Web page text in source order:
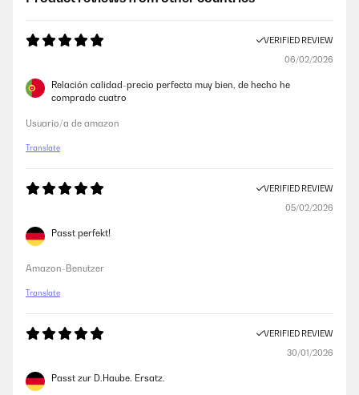
VERIFIED REVIEW
06/02/2026
Relación calidad-precio perfecta muy bien, de hecho he
comprado cuatro
Usuario/a de amazon
Translate
VERIFIED REVIEW
05/02/2026
Passt perfekt!
Amazon-Benutzer
Translate
VERIFIED REVIEW
30/01/2026
Passt zur D.Haube. Ersatz.